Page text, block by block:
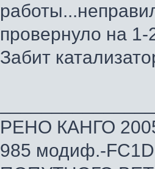
провернуло на
Забит
РЕНО КАНГО
985 модиф.-